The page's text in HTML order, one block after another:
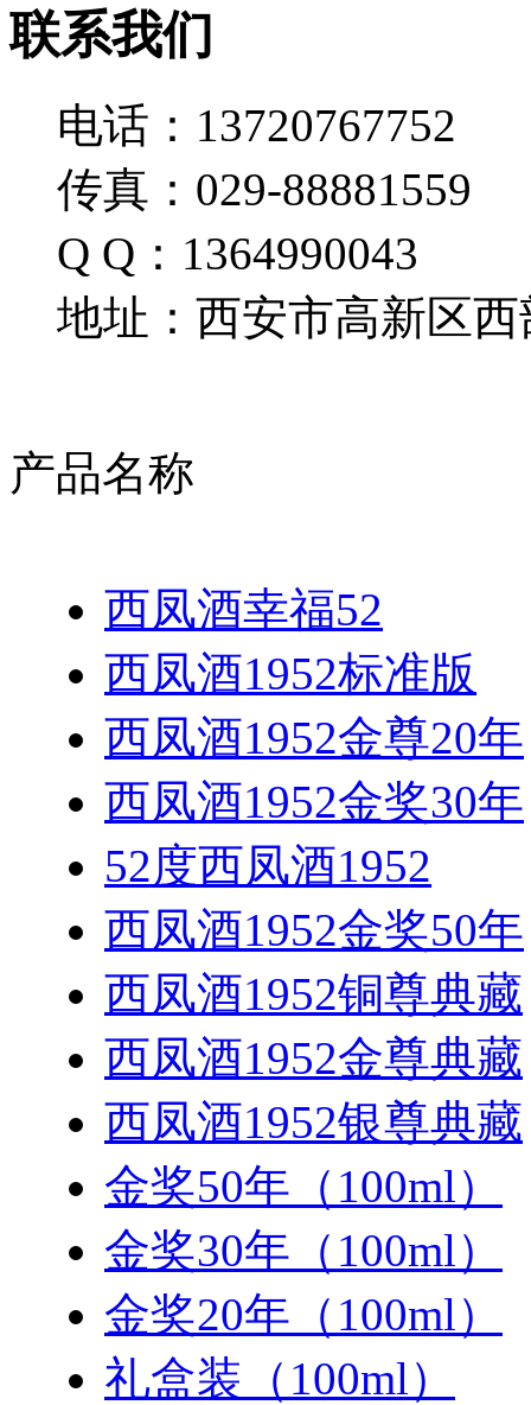
联系我们
电话：13720767752
传真：029-88881559
Q Q：1364990043
地址：西安市高新区西
产品名称
西凤酒幸福52
西凤酒1952标准版
西凤酒1952金尊20年
西凤酒1952金奖30年
52度西凤酒1952
西凤酒1952金奖50年
西凤酒1952铜尊典藏
西凤酒1952金尊典藏
西凤酒1952银尊典藏
金奖50年（100ml）
金奖30年（100ml）
金奖20年（100ml）
礼盒装（100ml）